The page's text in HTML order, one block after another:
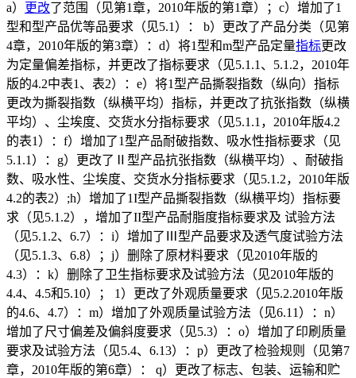
a） 更改了范围（见第1章，2010年版的第1章）；c）增加了1
型和型产品优等品要求（见5.1）： b）更改了产品分类（见第
4章，2010年版的第3章）：d）将1型和m型产品定量指标更改
为定量偏差指标，并更改了指标要求（见5.1.1、5.1.2，2010年
版的4.2中表1、表2）：e）将1型产品撕裂指数（纵向）指标
更改为撕裂指数（纵横平均）指标，并更改了抗张指数（纵横
平均）、尘埃度、交货水分指标要求（见5.1.1，2010年版4.2
的表1）：f）增加了1型产品耐破指数、吸水性指标要求（见
5.1.1）：g）更改了Ⅱ型产品抗张指数（纵横平均）、耐破指
数、吸水性、尘埃度、交货水分指标要求（见5.1.2，2010年版
4.2的表2）;h）增加了1I型产品撕裂指数（纵横平均）指标要
求（见5.1.2），增加了II型产品耐脂度指标要求及 试验方法
（见5.1.2、6.7）：i）增加了Ⅲ型产品要求及透气度试验方法
（见5.1.3、6.8）；j）删除了原材料要求（见2010年版的
4.3）：k）删除了卫生指标要求及试验方法（见2010年版的
4.4、4.5和5.10）； 1）更改了外观质量要求（见5.2.2010年版
的4.6、4.7）：m）增加了外观质量试验方法（见6.11）：n）
增加了尺寸偏差及偏斜度要求（见5.3）：o）增加了印刷质量
要求及试验方法（见5.4、6.13）：p）更改了检验规则（见第7
章，2010年版的第6章）： q）更改了标志、包装、运输和贮